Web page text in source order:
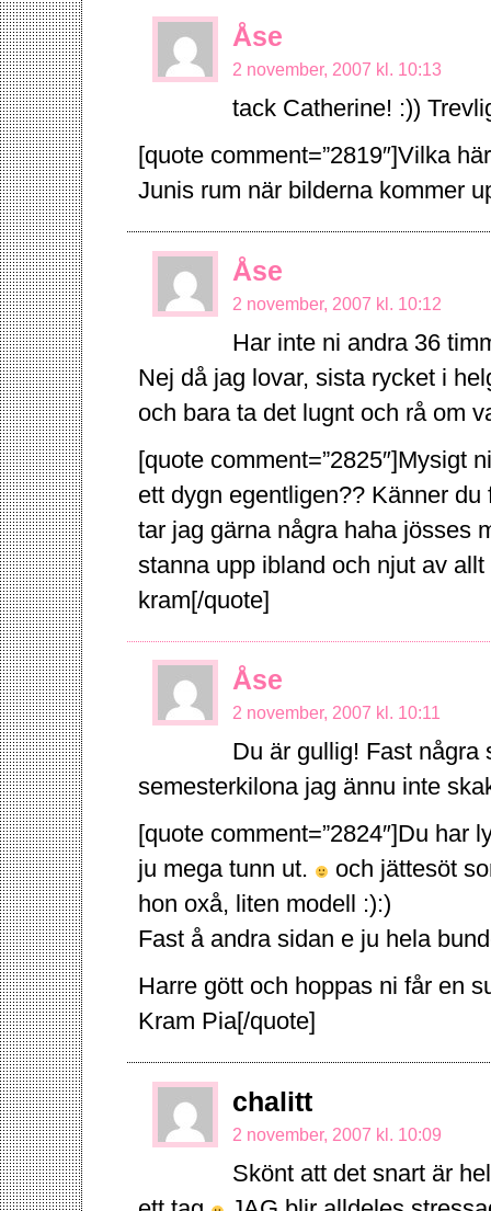
Åse
2 november, 2007 kl. 10:13
tack Catherine! :))
[quote comment=”2819″]Vilka
Junis rum när bilderna kommer
Åse
2 november, 2007 kl. 10:12
Har inte ni andra 36
Nej då jag lovar, sista rycket i
och bara ta det lugnt och rå om
[quote comment=”2825″]Mysigt
ett dygn egentligen?? Känner
tar jag gärna några haha jösses
stanna upp ibland och njut av
kram[/quote]
Åse
2 november, 2007 kl. 10:11
Du är gullig! Fast några
semesterkilona jag ännu inte
[quote comment=”2824″]Du har
ju mega tunn ut.
och jättesöt
hon oxå, liten modell :):)
Fast å andra sidan e ju hela
Harre gött och hoppas ni får en
Kram Pia[/quote]
chalitt
2 november, 2007 kl. 10:09
Skönt att det snart är